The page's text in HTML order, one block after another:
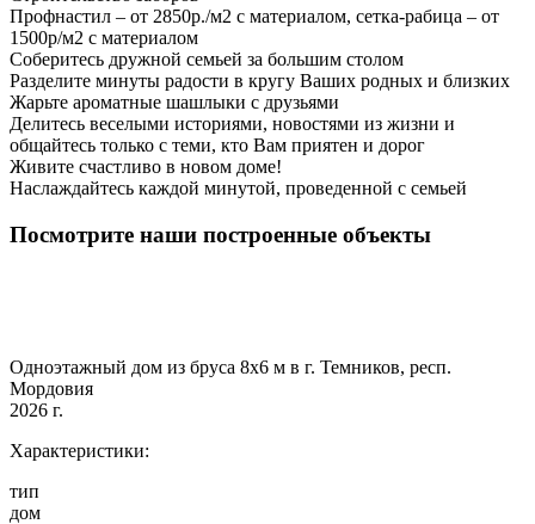
Профнастил – от 2850р./м2 с материалом, сетка-рабица – от
1500р/м2 с материалом
Соберитесь дружной семьей за большим столом
Разделите минуты радости в кругу Ваших родных и близких
Жарьте ароматные шашлыки с друзьями
Делитесь веселыми историями, новостями из жизни и
общайтесь только с теми, кто Вам приятен и дорог
Живите счастливо в новом доме!
Наслаждайтесь каждой минутой, проведенной с семьей
Посмотрите наши построенные объекты
Одноэтажный дом из бруса 8х6 м в г. Темников, респ.
Мордовия
2026 г.
Характеристики:
тип
дом